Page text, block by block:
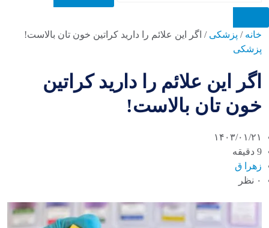
خانه / پزشکی / اگر این علائم را دارید کراتین خون تان بالاست!
پزشکی
اگر این علائم را دارید کراتین
خون تان بالاست!
۱۴۰۳/۰۱/۲۱
9 دقیقه
زهرا ق
۰ نظر